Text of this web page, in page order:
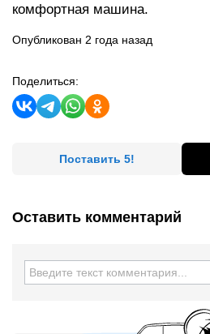
комфортная машина.
Опубликован 2 года назад
Поделиться:
Поставить 5!
Оставить комментарий